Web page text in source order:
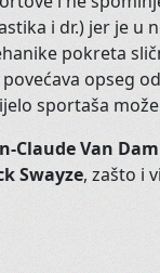
su svakom
i dr.) jer je u
pokreta
opseg
sportaša
Claude Van
Swayze, zašto i